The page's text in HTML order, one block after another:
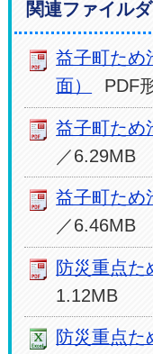
関連ファイル
益子町ため
面）
PDF
益子町ため
／6.29MB
益子町ため
／6.46MB
防災重点た
1.12MB
防災重点た